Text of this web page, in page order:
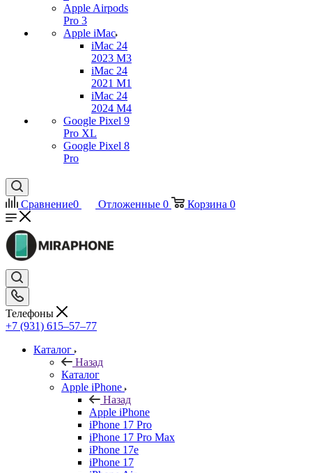
Apple Airpods
Pro 3
Apple iMac
iMac 24
2023 M3
iMac 24
2021 M1
iMac 24
2024 M4
Google Pixel 9
Pro XL
Google Pixel 8
Pro
Сравнение0 Отложенные 0 Корзина 0
Телефоны
+7 (931) 615‒57‒77
Каталог
Назад
Каталог
Apple iPhone
Назад
Apple iPhone
iPhone 17 Pro
iPhone 17 Pro Max
iPhone 17e
iPhone 17